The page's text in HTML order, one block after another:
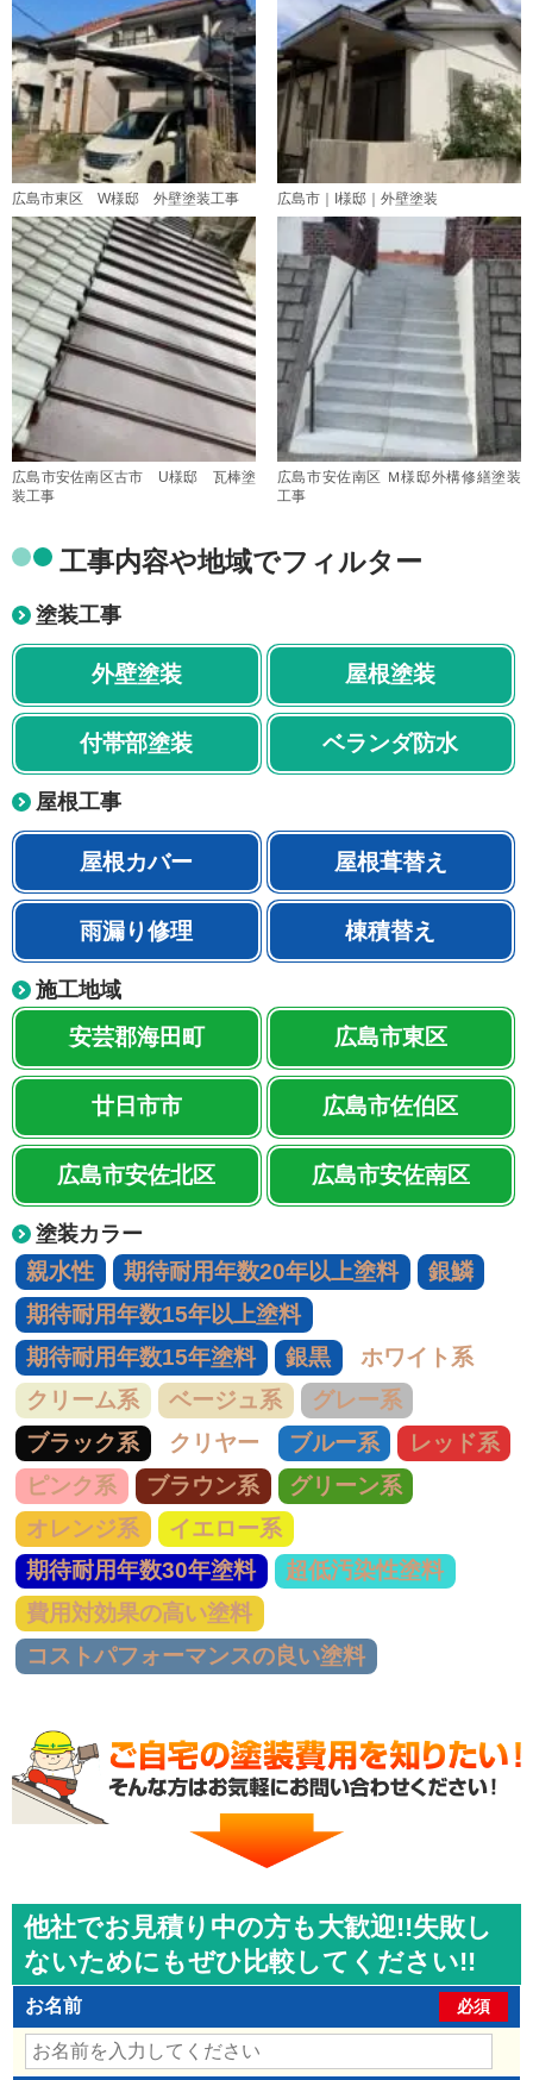
広島市東区 W様邸 外壁塗装工事 広島市｜I様邸｜外壁塗装
広島市安佐南区古市 U様邸 瓦棒塗
装工事
広島市安佐南区 Ｍ様邸外構修繕塗装
工事
工事内容や地域でフィルター
塗装工事
外壁塗装 屋根塗装
付帯部塗装 ベランダ防水
屋根工事
屋根カバー 屋根葺替え
雨漏り修理 棟積替え
施工地域
安芸郡海田町 広島市東区
廿日市市 広島市佐伯区
広島市安佐北区 広島市安佐南区
塗装カラー
親水性 期待耐用年数20年以上塗料
銀鱗
期待耐用年数15年以上塗料
期待耐用年数15年塗料
銀黒
ホワイト系
クリーム系
ベージュ系
グレー系
ブラック系
クリヤー ブルー系
レッド系
ピンク系
ブラウン系
グリーン系
オレンジ系
イエロー系
期待耐用年数30年塗料
超低汚染性塗料
費用対効果の高い塗料
コストパフォーマンスの良い塗料
他社でお見積り中の方も大歓迎!!失敗し
ないためにもぜひ比較してください!!
お名前 必須